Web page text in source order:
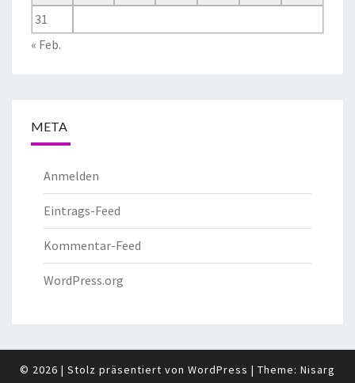
31
« Feb.
META
Anmelden
Eintrags-Feed
Kommentar-Feed
WordPress.org
© 2026 | Stolz präsentiert von WordPress | Theme: Nisarg